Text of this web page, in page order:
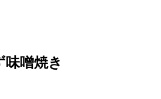
味噌焼き